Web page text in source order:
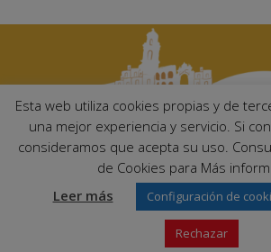
Ayuntamiento de Palma del Río. Plaza Mayor
14700 – Palma del Río
Email:
Teléfono: 957 71 02 44 | Fax: 957
Esta web utiliza cookies propias y de
una mejor experiencia y servicio. Si
consideramos que acepta su uso.
de Cookies para Más
Leer más
Configuración de
Rechazar